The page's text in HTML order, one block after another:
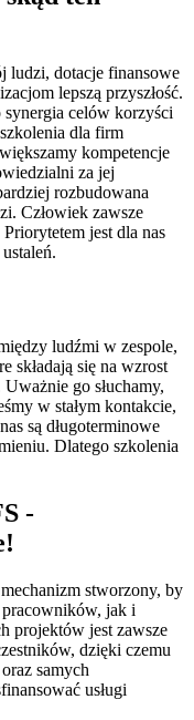
ludzi, dotacje finansowe
lepszą przyszłość.
celów korzyści
dla firm
kompetencje
za jej
rozbudowana
Człowiek zawsze
jest dla nas
ludźmi w zespole,
składają się na wzrost
go słuchamy,
w stałym kontakcie,
są długoterminowe
Dlatego szkolenia
-
stworzony, by
pracowników, jak i
projektów jest zawsze
dzięki czemu
samych
usługi